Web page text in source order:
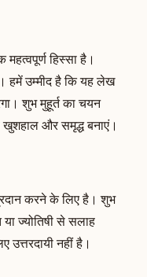
हिस्सा है।
हमें उम्मीद है कि यह लेख
शुभ मुहूर्त का चयन
और समृद्ध बनाएं।
करने के लिए है। शुभ
ज्योतिषी से सलाह
नहीं है।